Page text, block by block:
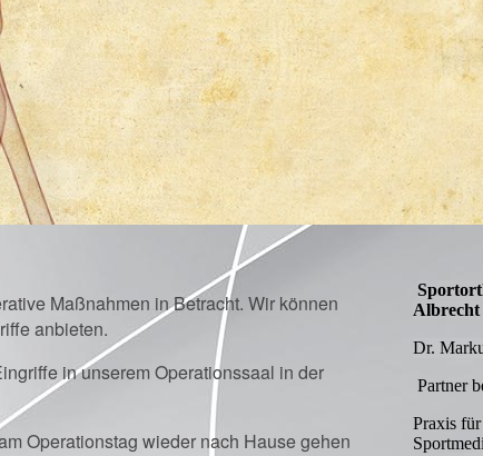
Maßnahmen in Betracht. Wir können
anbieten.
in unserem Operationssaal in der
Operationstag wieder nach Hause gehen
Albrecht
Dr.
Partner
Praxis